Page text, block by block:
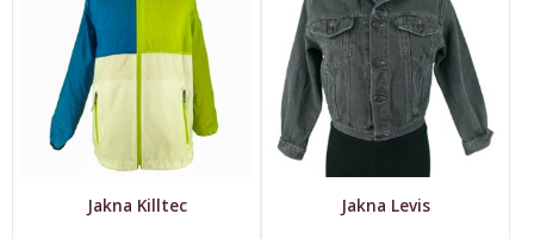
Jakna Killtec Jakna Levis